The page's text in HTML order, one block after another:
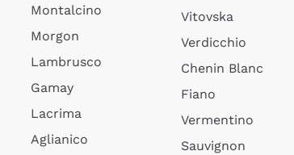
Montalcino
Morgon
Lambrusco
Gamay
Lacrima
Aglianico
Vitovska
Verdicchio
Chenin Blanc
Fiano
Vermentino
Sauvignon